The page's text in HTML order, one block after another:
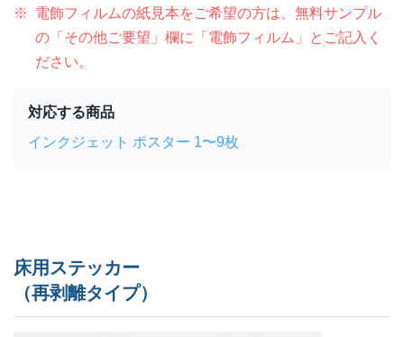
電飾フィルムの紙見本をご希望の方は、無料サンプル
の「その他ご要望」欄に「電飾フィルム」とご記入く
ださい。
対応する商品
インクジェット ポスター 1〜9枚
床用ステッカー
（再剥離タイプ）